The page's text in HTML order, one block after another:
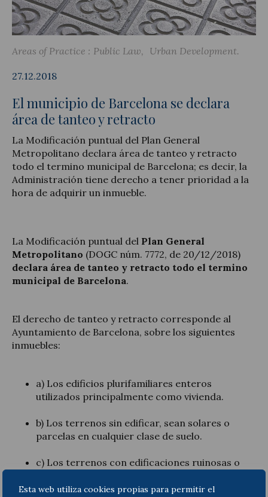
Esta web utiliza cookies propias para permitir el
Areas of Practice : Public Law Urban Development
27.12.2018
El municipio de Barcelona se declara
área de tanteo y retracto
La Modificación puntual del Plan General
Metropolitano declara área de tanteo y retracto
todo el termino municipal de Barcelona; es decir, la
Administración tiene derecho a tener prioridad a la
hora de adquirir un inmueble.
La Modificación puntual del Plan General
Metropolitano (DOGC núm. 7772, de 20/12/2018)
declara área de tanteo y retracto todo el termino
municipal de Barcelona.
El derecho de tanteo y retracto corresponde al
Ayuntamiento de Barcelona, sobre los siguientes
inmuebles:
a) Los edificios plurifamiliares enteros
utilizados principalmente como vivienda.
b) Los terrenos sin edificar, sean solares o
parcelas en cualquier clase de suelo.
c) Los terrenos con edificaciones ruinosas o